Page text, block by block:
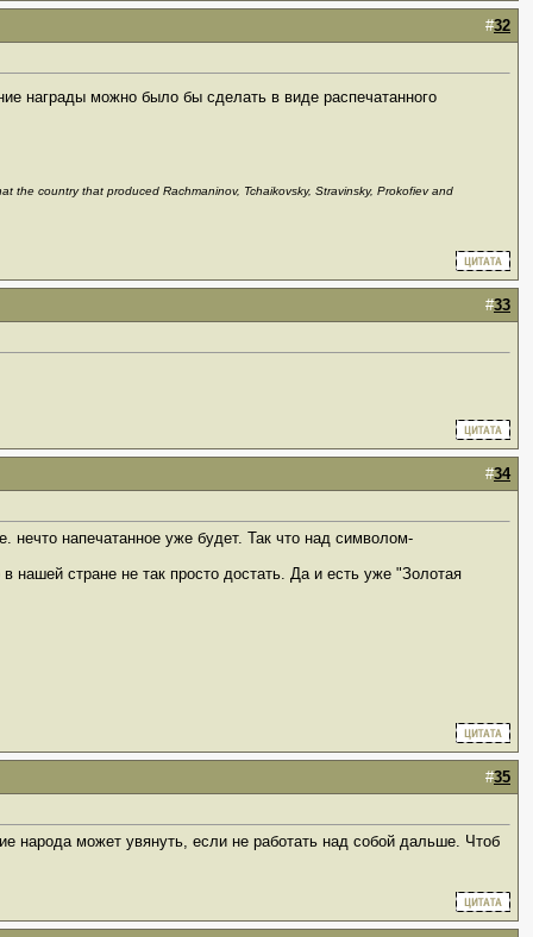
#32
награды можно было бы сделать в виде распечатанного
country that produced Rachmaninov, Tchaikovsky, Stravinsky, Prokofiev and
#33
#34
нечто напечатанное уже будет. Так что над символом-
нашей стране не так просто достать. Да и есть уже "Золотая
#35
народа может увянуть, если не работать над собой дальше. Чтоб